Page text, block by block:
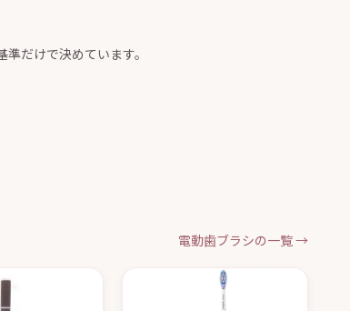
だけで決めています。
電動歯ブラシの一覧 →